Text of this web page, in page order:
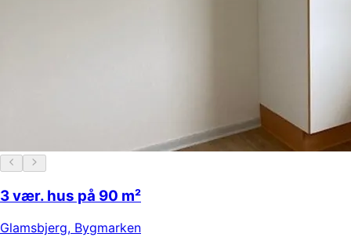
3 vær. hus på 90 m²
Glamsbjerg, Bygmarken